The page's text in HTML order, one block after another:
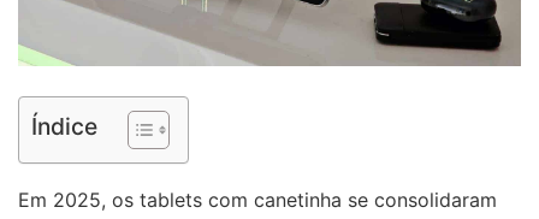
Índice
Em 2025, os tablets com canetinha se consolidaram